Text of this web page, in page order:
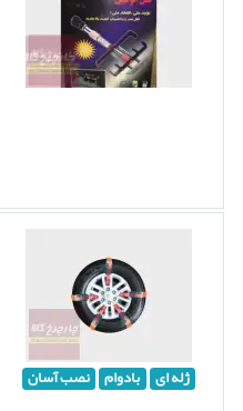
ژله ای بادوام نصب آسان